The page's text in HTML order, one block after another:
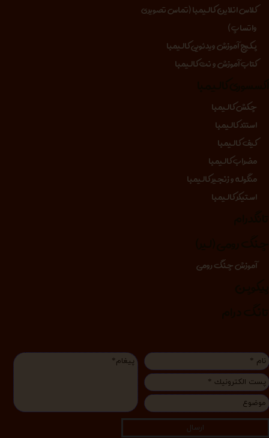
ارسال
کلاس انلاین کالیمبا (تماس تصویری
واتساپ)
پکیج آموزش ویدئویی کالیمبا
کتاب آموزش و نت کالیمبا
چکش کالیمبا
استند کالیمبا
کیف کالیمبا
مضراب کالیمبا
منگوله و زنجیر کالیمبا
استیکر کالیمبا
آموزش چنگ رومی